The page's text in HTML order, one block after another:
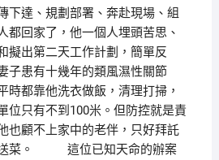
下達、規劃部署、奔赴現場、組
都回家了，他一個人埋頭苦思、
擬出第二天工作計劃，簡單反
子患有十幾年的類風濕性關節
時都靠他洗衣做飯，清理打掃，
位只有不到100米。但防控就是責
也顧不上家中的老伴，只好拜託
送菜。 這位已知天命的辦案